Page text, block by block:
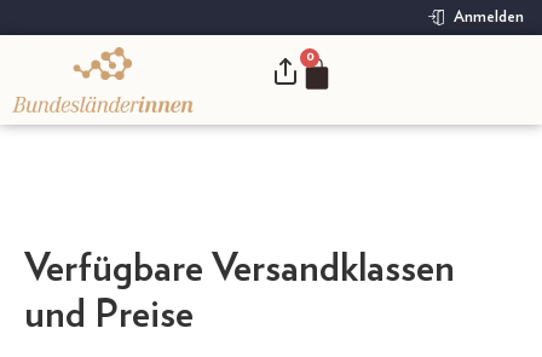
Anmelden
0
Verfügbare Versandklassen
und Preise